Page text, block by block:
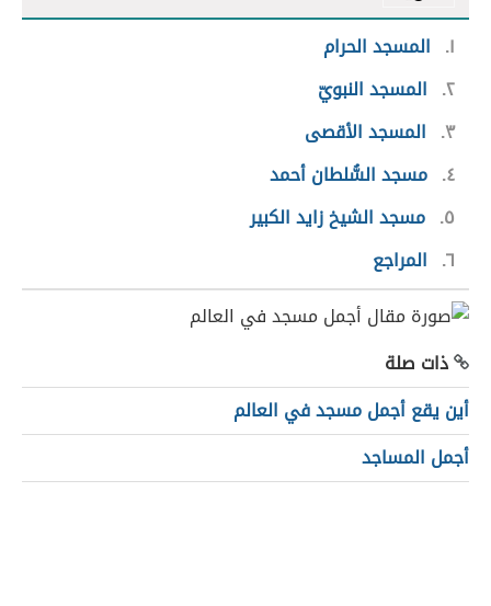
١
المسجد الحرام
٢ المسجد النبويّ
٣
المسجد الأقصى
٤ مسجد السُّلطان أحمد
٥ مسجد الشيخ زايد الكبير
٦ المراجع
ذات صلة
أين يقع أجمل مسجد في العالم
أجمل المساجد